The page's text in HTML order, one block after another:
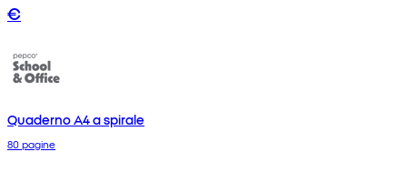
€
Quaderno A4 a spirale
80 pagine